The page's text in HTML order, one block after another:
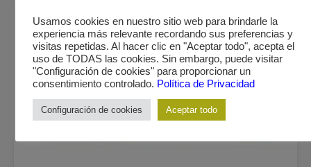
Usamos cookies en nuestro sitio web para brindarle la
experiencia más relevante recordando sus preferencias y
visitas repetidas. Al hacer clic en "Aceptar todo", acepta el
uso de TODAS las cookies. Sin embargo, puede visitar
"Configuración de cookies" para proporcionar un
consentimiento controlado. Política de Privacidad
Configuración de cookies Aceptar todo